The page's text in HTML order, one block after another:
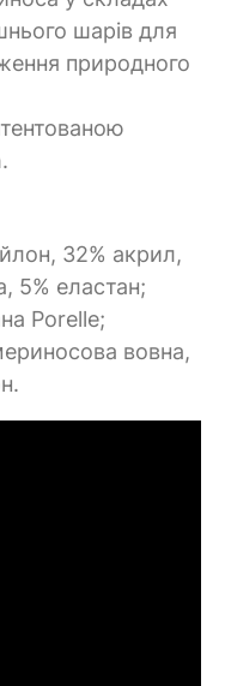
шарів для
природного
32% акрил,
5% еластан;
Porelle;
вовна,